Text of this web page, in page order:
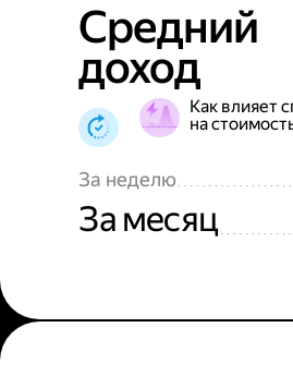
Средний
доход
Как влияет
на
За неделю
За месяц